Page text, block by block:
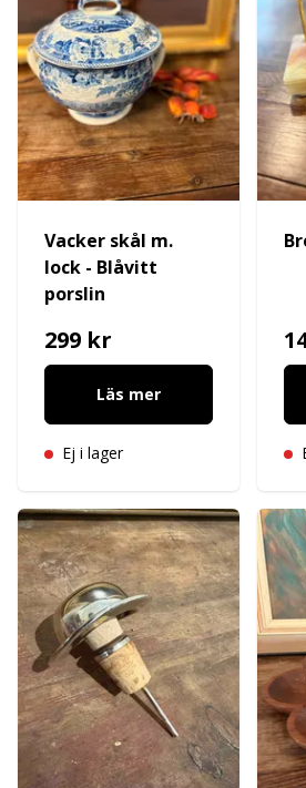
Vacker skål m.
lock - Blåvitt
porslin
299 kr
Läs mer
Ej i lager